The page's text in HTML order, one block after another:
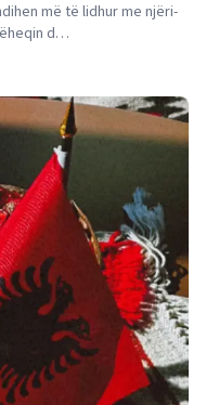
më të lidhur me njëri-
d…